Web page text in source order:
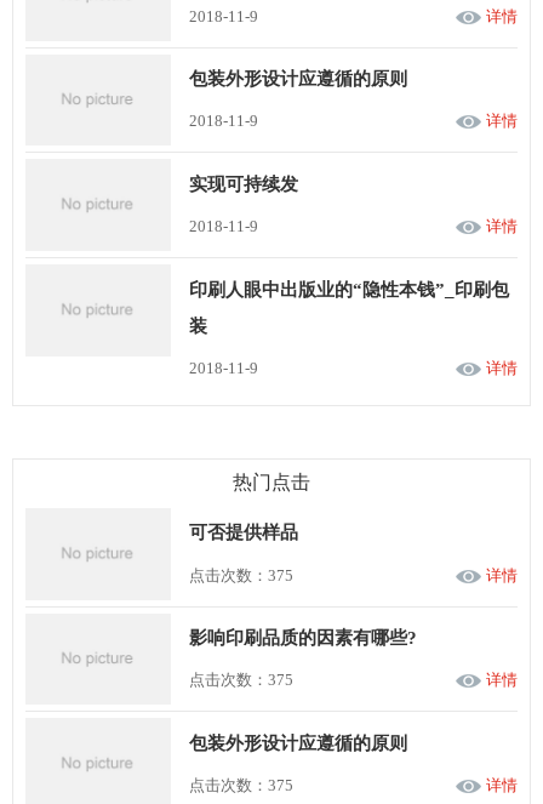
2018-11-9 详情
包装外形设计应遵循的原则
2018-11-9 详情
实现可持续发
2018-11-9 详情
印刷人眼中出版业的“隐性本钱”_印刷包
装
2018-11-9 详情
热门点击
可否提供样品
点击次数：375 详情
影响印刷品质的因素有哪些?
点击次数：375 详情
包装外形设计应遵循的原则
点击次数：375 详情